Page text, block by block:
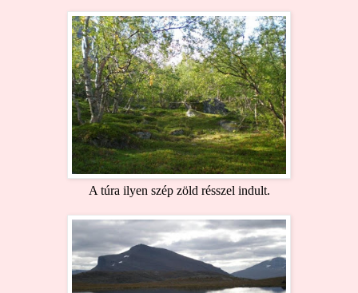
A túra ilyen szép zöld résszel indult.